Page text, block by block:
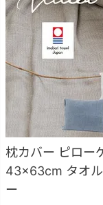
枕カバー ピロー
43×63cm タオ
ー